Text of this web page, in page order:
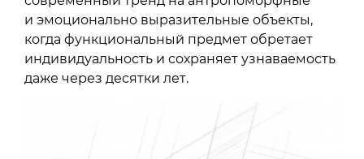
и эмоционально выразительные объекты,
когда функциональный предмет обретает
индивидуальность и сохраняет узнаваемость
даже через десятки лет.